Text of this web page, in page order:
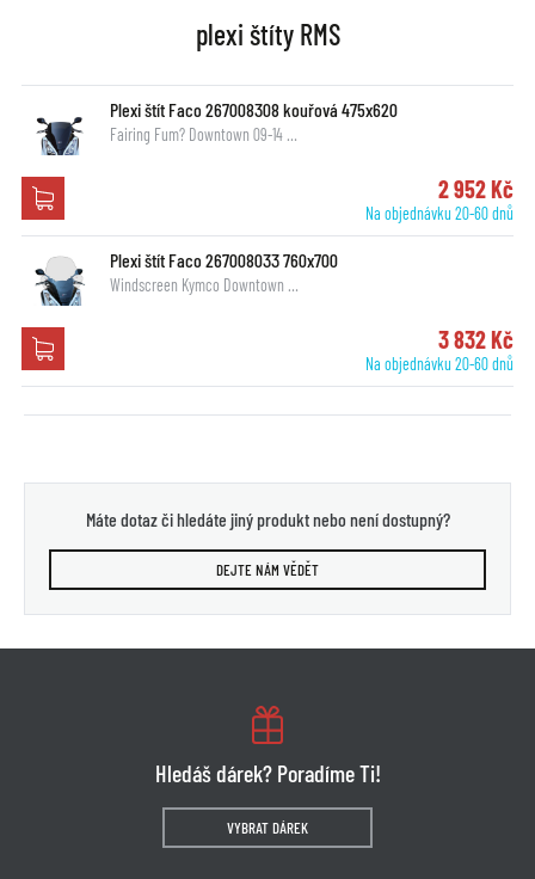
plexi štíty RMS
Plexi štít Faco 267008308 kouřová 475x620
Fairing Fum? Downtown 09-14 …
2 952 Kč
Na objednávku 20-60 dnů
Plexi štít Faco 267008033 760x700
Windscreen Kymco Downtown …
3 832 Kč
Na objednávku 20-60 dnů
Máte dotaz či hledáte jiný produkt nebo není dostupný?
DEJTE NÁM VĚDĚT
Hledáš dárek? Poradíme Ti!
VYBRAT DÁREK